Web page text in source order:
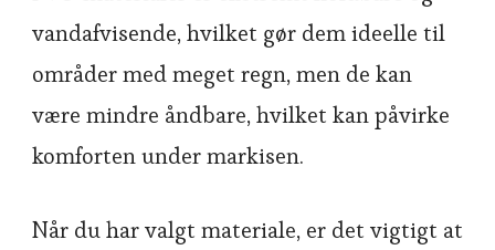
vandafvisende, hvilket gør dem ideelle til
områder med meget regn, men de kan
være mindre åndbare, hvilket kan påvirke
komforten under markisen.
Når du har valgt materiale, er det vigtigt at